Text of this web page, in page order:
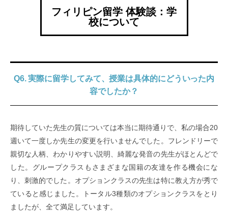
フィリピン留学 体験談：学
校について
Q6. 実際に留学してみて、授業は具体的にどういった内
容でしたか？
期待していた先生の質については本当に期待通りで、私の場合20
週いて一度しか先生の変更を行いませんでした。フレンドリーで
親切な人柄、わかりやすい説明、綺麗な発音の先生がほとんどで
した。グループクラスもさまざまな国籍の友達を作る機会にな
り、刺激的でした。オプションクラスの先生は特に教え方が秀で
ていると感じました。トータル3種類のオプションクラスをとり
ましたが、全て満足しています。